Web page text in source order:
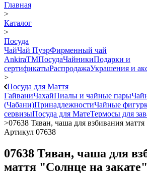
Главная
>
Каталог
>
Посуда
ЧайЧай ПуэрФирменный чай
AnkiraTMПосудаЧайникиПодарки и
сертификатыРаспродажаУкрашения и
>
Посуда для Маття
ГайваниЧахайПиалы и чайные пары
(Чабани)ПринадлежностиЧайные
сервизыПосуда для МатеТермосы для
>07638 Тяван, чаша для взбивания
Артикул 07638
07638 Тяван, чаша для
маття "Солнце на закате"